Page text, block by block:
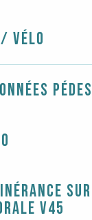
Vélo
V45